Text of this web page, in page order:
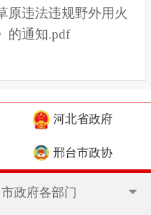
原违法违规野外用火
的通知.pdf
河北省政府
邢台市政协
市政府各部门